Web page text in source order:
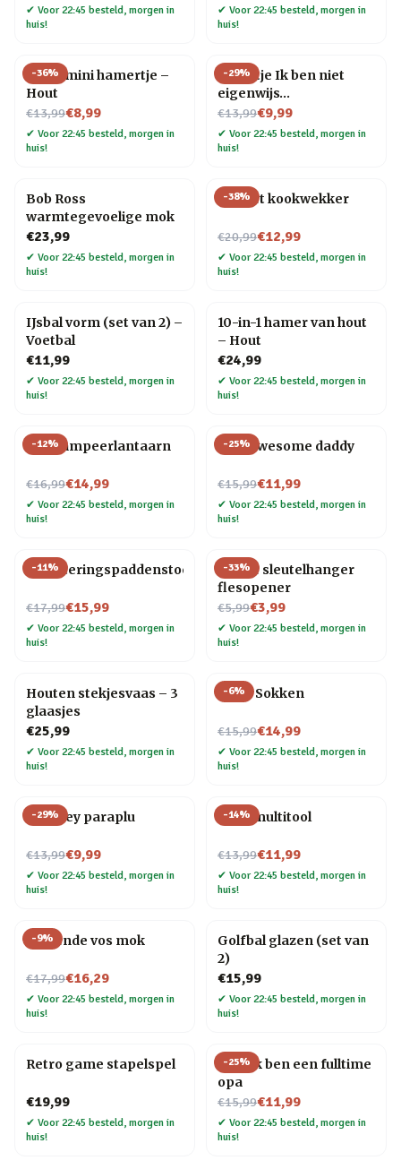
✔ Voor 22:45 besteld, morgen in
huis!
✔ Voor 22:45 besteld, morgen in
huis!
-36%
7-in-1 mini hamertje –
Hout
€13,99
Nu voor€8,99
✔ Voor 22:45 besteld, morgen in
huis!
-29%
Tegeltje Ik ben niet
eigenwijs…
€13,99
Nu voor€9,99
✔ Voor 22:45 besteld, morgen in
huis!
Bob Ross
warmtegevoelige mok
€23,99
✔ Voor 22:45 besteld, morgen in
huis!
-38%
Mozart kookwekker
€20,99
Nu voor€12,99
✔ Voor 22:45 besteld, morgen in
huis!
IJsbal vorm (set van 2) –
Voetbal
€11,99
✔ Voor 22:45 besteld, morgen in
huis!
10-in-1 hamer van hout
– Hout
€24,99
✔ Voor 22:45 besteld, morgen in
huis!
-12%
Led kampeerlantaarn
€16,99
Nu voor€14,99
✔ Voor 22:45 besteld, morgen in
huis!
-25%
Mok Awesome daddy
€15,99
Nu voor€11,99
✔ Voor 22:45 besteld, morgen in
huis!
-11%
Bewateringspaddenstoel
€17,99
Nu voor€15,99
✔ Voor 22:45 besteld, morgen in
huis!
-33%
Gitaar sleutelhanger
flesopener
€5,99
Nu voor€3,99
✔ Voor 22:45 besteld, morgen in
huis!
Houten stekjesvaas – 3
glaasjes
€25,99
✔ Voor 22:45 besteld, morgen in
huis!
-6%
Pizza Sokken
€15,99
Nu voor€14,99
✔ Voor 22:45 besteld, morgen in
huis!
-29%
Whiskey paraplu
€13,99
Nu voor€9,99
✔ Voor 22:45 besteld, morgen in
huis!
-14%
Fiets multitool
€13,99
Nu voor€11,99
✔ Voor 22:45 besteld, morgen in
huis!
-9%
Slapende vos mok
€17,99
Nu voor€16,29
✔ Voor 22:45 besteld, morgen in
huis!
Golfbal glazen (set van
2)
€15,99
✔ Voor 22:45 besteld, morgen in
huis!
Retro game stapelspel
€19,99
✔ Voor 22:45 besteld, morgen in
huis!
-25%
Mok Ik ben een fulltime
opa
€15,99
Nu voor€11,99
✔ Voor 22:45 besteld, morgen in
huis!